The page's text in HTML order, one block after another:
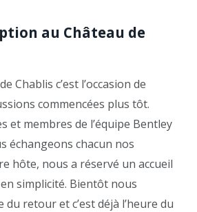
au Château de
Chablis c’est l’occasion de
commencées plus tôt.
et membres de l’équipe Bentley
échangeons chacun nos
hôte, nous a réservé un accueil
simplicité. Bientôt nous
retour et c’est déjà l’heure du